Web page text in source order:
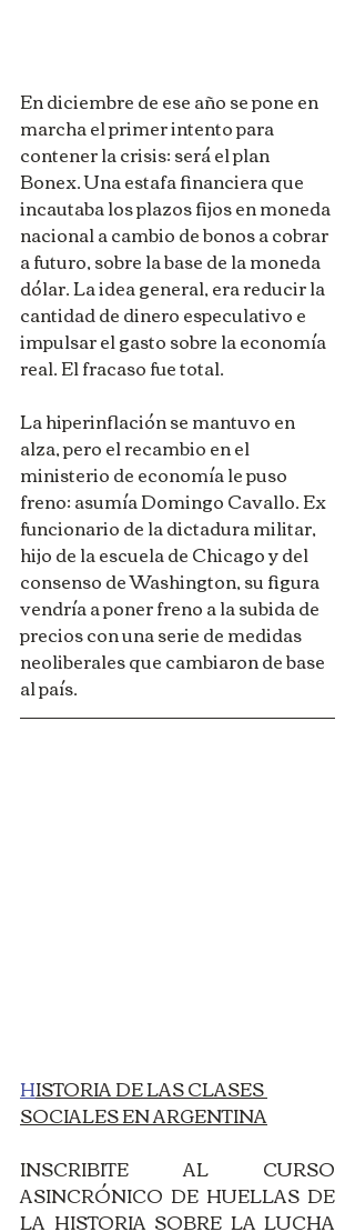
En diciembre de ese año se pone en
marcha el primer intento para
contener la crisis: será el plan
Bonex. Una estafa financiera que
incautaba los plazos fijos en moneda
nacional a cambio de bonos a cobrar
a futuro, sobre la base de la moneda
dólar. La idea general, era reducir la
cantidad de dinero especulativo e
impulsar el gasto sobre la economía
real. El fracaso fue total.
La hiperinflación se mantuvo en
alza, pero el recambio en el
ministerio de economía le puso
freno: asumía Domingo Cavallo. Ex
funcionario de la dictadura militar,
hijo de la escuela de Chicago y del
consenso de Washington, su figura
vendría a poner freno a la subida de
precios con una serie de medidas
neoliberales que cambiaron de base
al país.
HISTORIA DE LAS CLASES
SOCIALES EN ARGENTINA
INSCRIBITE AL CURSO
ASINCRÓNICO DE HUELLAS DE
LA HISTORIA SOBRE LA LUCHA